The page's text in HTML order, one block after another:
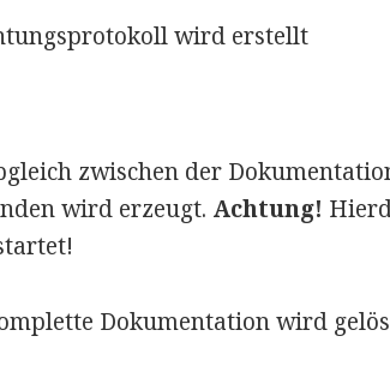
wird erstellt
zwischen der
wird erzeugt. Achtung!
Dokumentation wird